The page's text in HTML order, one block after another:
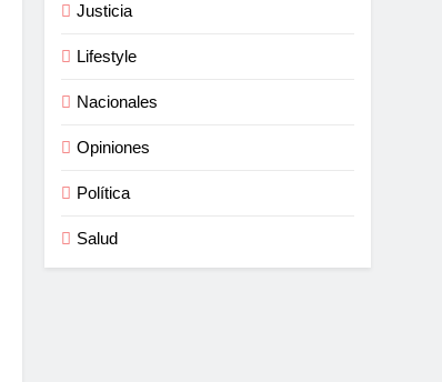
Justicia
Lifestyle
Nacionales
Opiniones
Política
Salud